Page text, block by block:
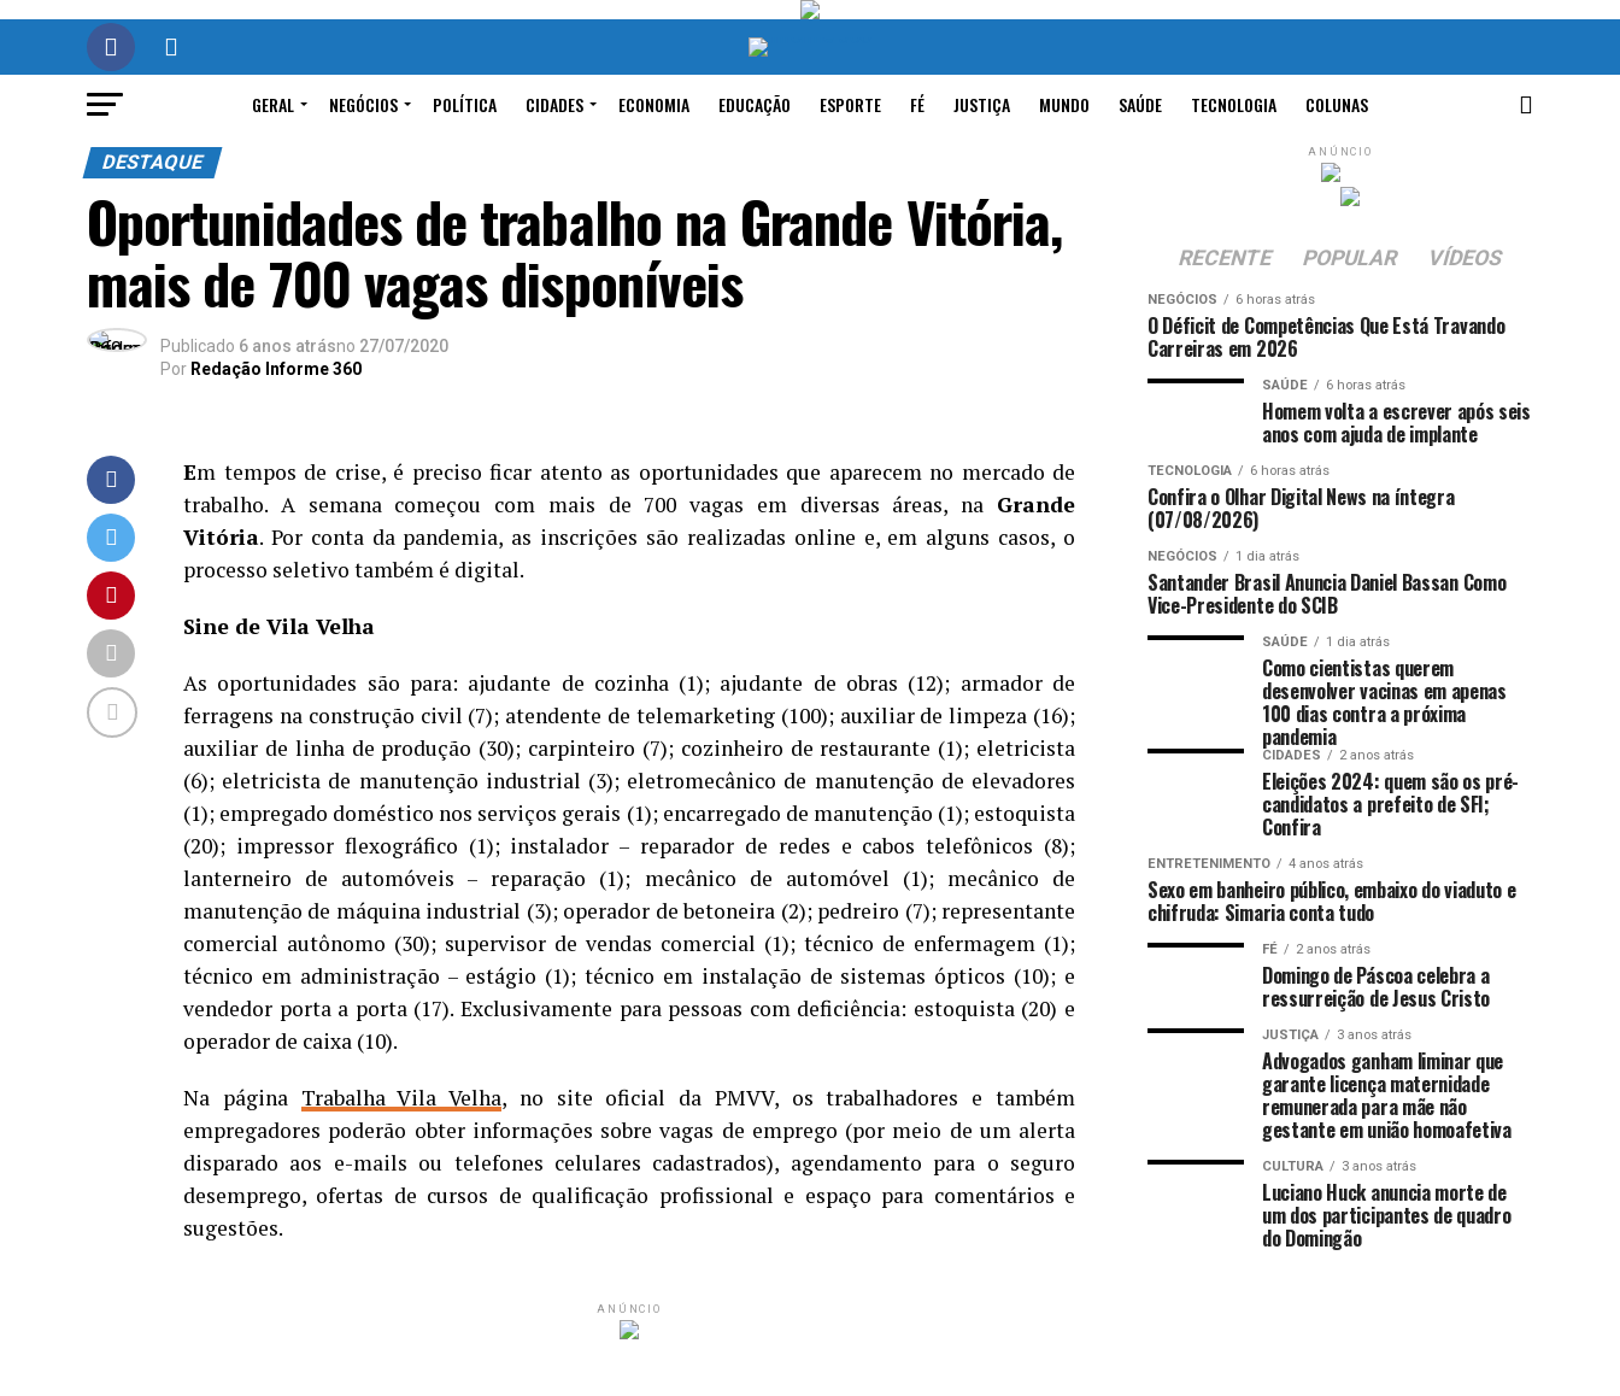
GERAL NEGÓCIOS POLÍTICA CIDADES ECONOMIA EDUCAÇÃO ESPORTE FÉ JUSTIÇA MUNDO SAÚDE TECNOLOGIA COLUNAS
DESTAQUE
Oportunidades de trabalho na Grande Vitória,
mais de 700 vagas disponíveis
Publicado 6 anos atrásno 27/07/2020
Por Redação Informe 360
Em tempos de crise, é preciso ficar atento as oportunidades que aparecem no mercado de
trabalho. A semana começou com mais de 700 vagas em diversas áreas, na Grande
Vitória. Por conta da pandemia, as inscrições são realizadas online e, em alguns casos, o
processo seletivo também é digital.
Sine de Vila Velha
As oportunidades são para: ajudante de cozinha (1); ajudante de obras (12); armador de
ferragens na construção civil (7); atendente de telemarketing (100); auxiliar de limpeza (16);
auxiliar de linha de produção (30); carpinteiro (7); cozinheiro de restaurante (1); eletricista
(6); eletricista de manutenção industrial (3); eletromecânico de manutenção de elevadores
(1); empregado doméstico nos serviços gerais (1); encarregado de manutenção (1); estoquista
(20); impressor flexográfico (1); instalador – reparador de redes e cabos telefônicos (8);
lanterneiro de automóveis – reparação (1); mecânico de automóvel (1); mecânico de
manutenção de máquina industrial (3); operador de betoneira (2); pedreiro (7); representante
comercial autônomo (30); supervisor de vendas comercial (1); técnico de enfermagem (1);
técnico em administração – estágio (1); técnico em instalação de sistemas ópticos (10); e
vendedor porta a porta (17). Exclusivamente para pessoas com deficiência: estoquista (20) e
operador de caixa (10).
Na página Trabalha Vila Velha, no site oficial da PMVV, os trabalhadores e também
empregadores poderão obter informações sobre vagas de emprego (por meio de um alerta
disparado aos e-mails ou telefones celulares cadastrados), agendamento para o seguro
desemprego, ofertas de cursos de qualificação profissional e espaço para comentários e
sugestões.
ANÚNCIO
ANÚNCIO
RECENTE POPULAR VÍDEOS
NEGÓCIOS 6 horas atrás
O Déficit de Competências Que Está Travando
Carreiras em 2026
SAÚDE 6 horas atrás
Homem volta a escrever após seis
anos com ajuda de implante
TECNOLOGIA 6 horas atrás
Confira o Olhar Digital News na íntegra
(07/08/2026)
NEGÓCIOS 1 dia atrás
Santander Brasil Anuncia Daniel Bassan Como
Vice-Presidente do SCIB
SAÚDE 1 dia atrás
Como cientistas querem
desenvolver vacinas em apenas
100 dias contra a próxima
pandemia
CIDADES 2 anos atrás
Eleições 2024: quem são os pré-
candidatos a prefeito de SFI;
Confira
ENTRETENIMENTO 4 anos atrás
Sexo em banheiro público, embaixo do viaduto e
chifruda: Simaria conta tudo
FÉ 2 anos atrás
Domingo de Páscoa celebra a
ressurreição de Jesus Cristo
JUSTIÇA 3 anos atrás
Advogados ganham liminar que
garante licença maternidade
remunerada para mãe não
gestante em união homoafetiva
CULTURA 3 anos atrás
Luciano Huck anuncia morte de
um dos participantes de quadro
do Domingão